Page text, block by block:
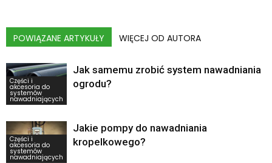
POWIĄZANE ARTYKUŁY WIĘCEJ OD AUTORA
Części i
akcesoria do
systemów
nawadniających
Jak samemu zrobić system nawadniania
ogrodu?
Części i
akcesoria do
systemów
nawadniających
Jakie pompy do nawadniania
kropelkowego?